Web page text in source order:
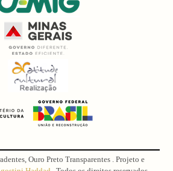
Ouro Preto Transparentes . Projeto e